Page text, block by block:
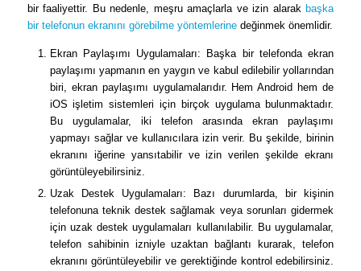
bir faaliyettir. Bu nedenle, meşru amaçlarla ve izin alarak başka
bir telefonun ekranını görebilme yöntemlerinedeğinmek önemlidir.
Ekran Paylaşımı Uygulamaları: Başka bir telefonda ekran
paylaşımı yapmanın en yaygın ve kabul edilebilir yollarından
biri, ekran paylaşımı uygulamalarıdır. Hem Android hem de
iOS işletim sistemleri için birçok uygulama bulunmaktadır.
Bu uygulamalar, iki telefon arasında ekran paylaşımı
yapmayı sağlar ve kullanıcılara izin verir. Bu şekilde, birinin
ekranını iğerine yansıtabilir ve izin verilen şekilde ekranı
görüntüleyebilirsiniz.
Uzak Destek Uygulamaları: Bazı durumlarda, bir kişinin
telefonuna teknik destek sağlamak veya sorunları gidermek
için uzak destek uygulamaları kullanılabilir. Bu uygulamalar,
telefon sahibinin izniyle uzaktan bağlantı kurarak, telefon
ekranını görüntüleyebilir ve gerektiğinde kontrol edebilirsiniz.